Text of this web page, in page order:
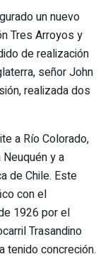
un nuevo
Tres Arroyos y
de realización
señor John
realizada dos
a Río Colorado,
y a
de Chile. Este
con el
1926 por el
Trasandino
tenido concreción.